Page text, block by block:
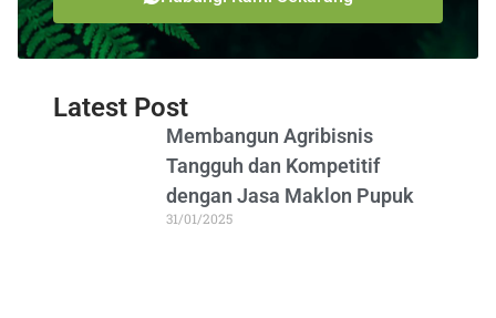
Latest Post
Membangun Agribisnis
Tangguh dan Kompetitif
dengan Jasa Maklon Pupuk
31/01/2025